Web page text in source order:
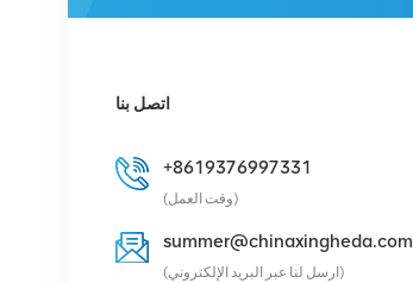
1662SMC
الاتصالات Alcatel
Lucent
اتصل بنا
+8619376997331
(وقت العمل)
summer@chinaxingheda.com
(ارسل لنا عبر البريد الإلكتروني)